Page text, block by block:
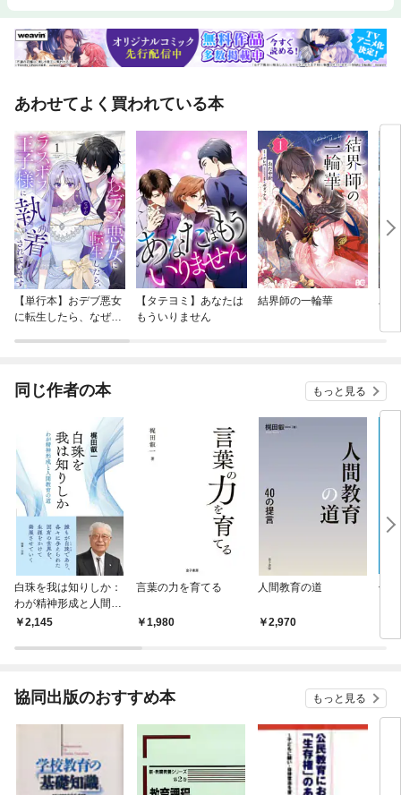
あわせてよく買われている本
【単行本】おデブ悪女
に転生したら、なぜか
【タテヨミ】あなたは
もういりません
結界師の一輪華
バ
今
同じ作者の本 もっと見る
白珠を我は知りしか：
わが精神形成と人間教
育の道
2,145
言葉の力を育てる
1,980
人間教育の道
2,970
信
協同出版のおすすめ本 もっと見る